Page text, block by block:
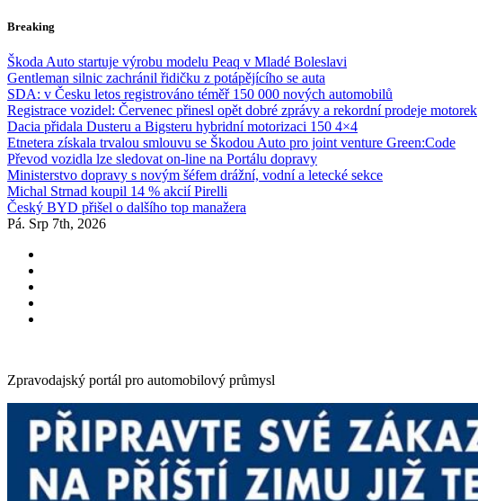
Skip
content
Breaking
Škoda Auto startuje výrobu modelu Peaq v Mladé Boleslavi
Gentleman silnic zachránil řidičku z potápějícího se auta
SDA: v Česku letos registrováno téměř 150 000 nových automobilů
Registrace vozidel: Červenec přinesl opět dobré zprávy a rekordní prodeje motorek
Dacia přidala Dusteru a Bigsteru hybridní motorizaci 150 4×4
Etnetera získala trvalou smlouvu se Škodou Auto pro joint venture Green:Code
Převod vozidla lze sledovat on-line na Portálu dopravy
Ministerstvo dopravy s novým šéfem drážní, vodní a letecké sekce
Michal Strnad koupil 14 % akcií Pirelli
Český BYD přišel o dalšího top manažera
Pá. Srp 7th, 2026
Zpravodajský portál pro automobilový průmysl